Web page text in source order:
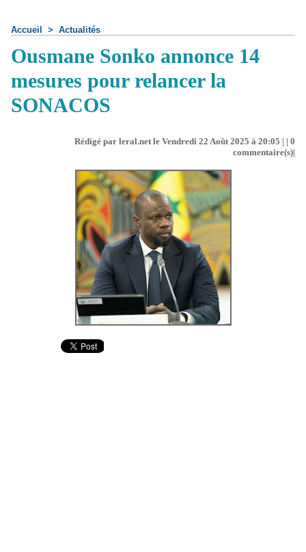
Accueil > Actualités
Ousmane Sonko annonce 14
mesures pour relancer la
SONACOS
Rédigé par leral.net le Vendredi 22 Août 2025 à 20:05 | | 0
commentaire(s)|